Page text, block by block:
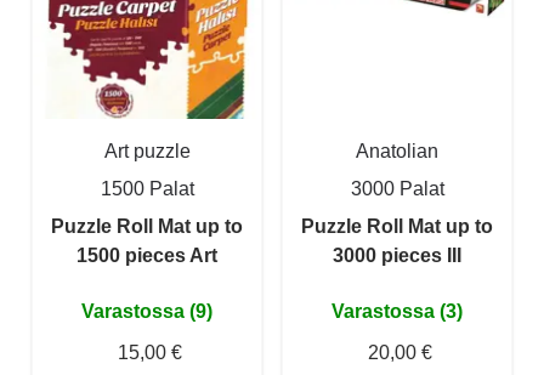
Art puzzle
1500 Palat
Puzzle Roll Mat up to
1500 pieces Art
Varastossa (9)
15,00 €
Anatolian
3000 Palat
Puzzle Roll Mat up to
3000 pieces III
Varastossa (3)
20,00 €